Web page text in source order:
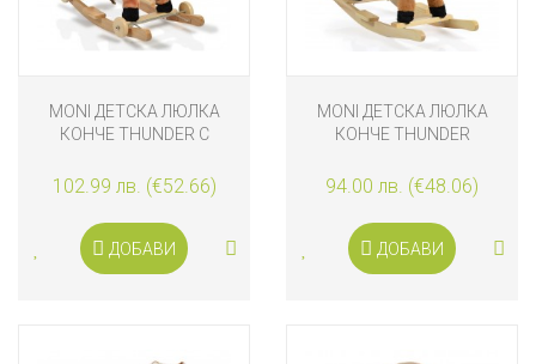
MONI ДЕТСКА ЛЮЛКА
КОНЧЕ THUNDER С
102.99 лв. (€52.66)
ДОБАВИ
MONI ДЕТСКА ЛЮЛКА
КОНЧЕ THUNDER
94.00 лв. (€48.06)
ДОБАВИ